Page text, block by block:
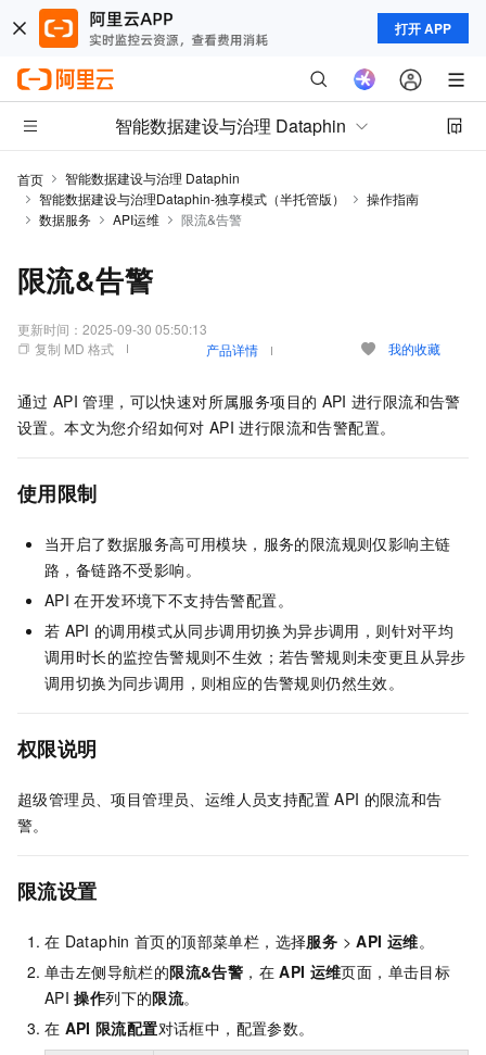
打开 APP
智能数据建设与治理 Dataphin
首页
智能数据建设与治理 Dataphin
智能数据建设与治理Dataphin-独享模式（半托管版）
操作指南
数据服务
API运维 限流&告警
限流&告警
更新时间： 2025-09-30 05:50:13
复制 MD 格式
产品详情 我的收藏
通过 API 管理，可以快速对所属服务项目的 API 进行限流和告警
设置。本文为您介绍如何对 API 进行限流和告警配置。
使用限制
当开启了数据服务高可用模块，服务的限流规则仅影响主链
路，备链路不受影响。
API 在开发环境下不支持告警配置。
若 API 的调用模式从同步调用切换为异步调用，则针对平均
调用时长的监控告警规则不生效；若告警规则未变更且从异步
调用切换为同步调用，则相应的告警规则仍然生效。
权限说明
超级管理员、项目管理员、运维人员支持配置 API 的限流和告
警。
限流设置
在 Dataphin 首页的顶部菜单栏，选择服务 >API 运维。
单击左侧导航栏的限流&告警 ，在 API 运维页面，单击目标
API 操作列下的限流。
在 API 限流配置对话框中，配置参数。